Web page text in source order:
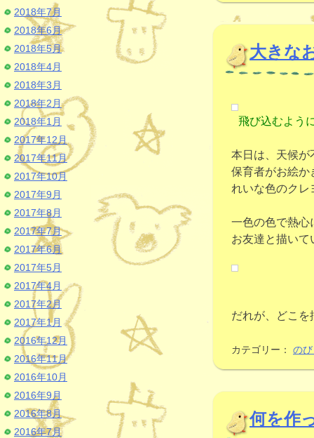
大きな
飛び込むよう
本日は、天候が
保育者がお絵か
れいな色のクレ
一色の色で熱心
お友達と描いて
だれが、どこを
カテゴリー： の
何を作
2018年7月
2018年6月
2018年5月
2018年4月
2018年3月
2018年2月
2018年1月
2017年12月
2017年11月
2017年10月
2017年9月
2017年8月
2017年7月
2017年6月
2017年5月
2017年4月
2017年2月
2017年1月
2016年12月
2016年11月
2016年10月
2016年9月
2016年8月
2016年7月